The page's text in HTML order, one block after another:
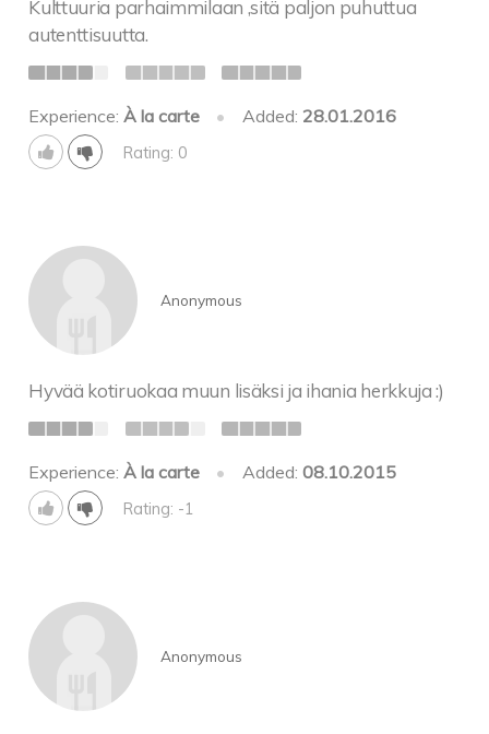
Kulttuuria parhaimmilaan ,sitä paljon puhuttua
autenttisuutta.
Experience:À la carte • Added: 28.01.2016
Rating: 0
Anonymous
Hyvää kotiruokaa muun lisäksi ja ihania herkkuja :)
Experience:À la carte • Added: 08.10.2015
Rating: -1
Anonymous